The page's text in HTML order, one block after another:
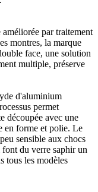
par traitement
montres, la marque
face, une solution
multiple, préserve
d'aluminium
permet
découpée avec une
en forme et polie. Le
sensible aux chocs
du verre saphir un
tous les modèles